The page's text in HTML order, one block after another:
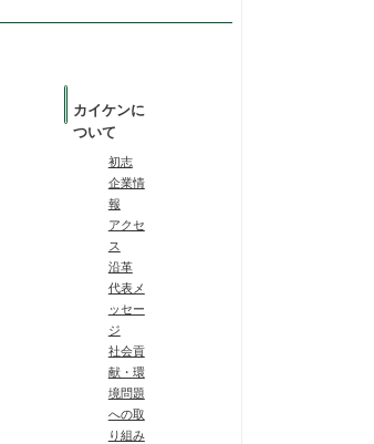
カイケンに
ついて
初志
企業情
報
アクセ
ス
沿革
代表メ
ッセー
ジ
社会貢
献・環
境問題
への取
り組み